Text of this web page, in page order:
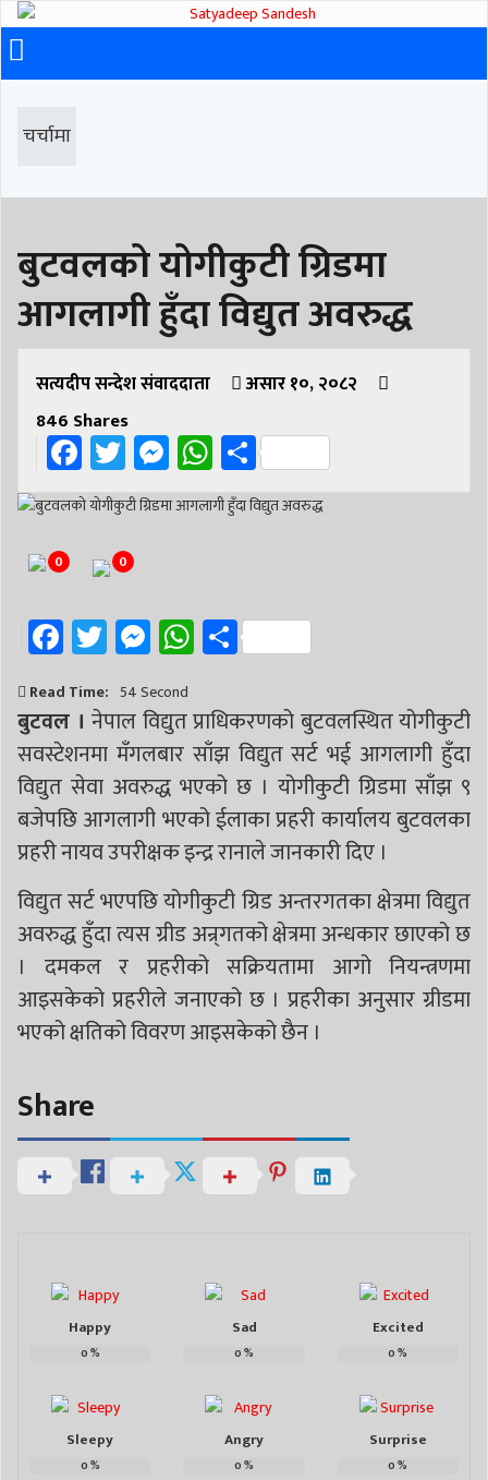
चर्चामा
बुटवलको योगीकुटी ग्रिडमा
आगलागी हुँदा विद्युत अवरुद्ध
सत्यदीप सन्देश संवाददाता
असार १०, २०८२
846 Shares
Facebook
Twitter
Messenger
WhatsApp
Share
0 0
Facebook
Twitter
Messenger
WhatsApp
Share
Read Time: 54 Second
बुटवल । नेपाल विद्युत प्राधिकरणको बुटवलस्थित योगीकुटी
सवस्टेशनमा मँगलबार साँझ विद्युत सर्ट भई आगलागी हुँदा
विद्युत सेवा अवरुद्ध भएको छ । योगीकुटी ग्रिडमा साँझ ९
बजेपछि आगलागी भएको ईलाका प्रहरी कार्यालय बुटवलका
प्रहरी नायव उपरीक्षक इन्द्र रानाले जानकारी दिए ।
विद्युत सर्ट भएपछि योगीकुटी ग्रिड अन्तरगतका क्षेत्रमा विद्युत
अवरुद्ध हुँदा त्यस ग्रीड अन्र्गतको क्षेत्रमा अन्धकार छाएको छ
। दमकल र प्रहरीको सक्रियतामा आगो नियन्त्रणमा
आइसकेको प्रहरीले जनाएको छ । प्रहरीका अनुसार ग्रीडमा
भएको क्षतिको विवरण आइसकेको छैन ।
Share
Happy
0%
Sad
0%
Excited
0%
Sleepy
0%
Angry
0%
Surprise
0%